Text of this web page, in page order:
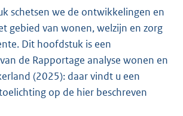
schetsen we de ontwikkelingen en
gebied van wonen, welzijn en zorg
Dit hoofdstuk is een
de Rapportage analyse wonen en
(2025): daar vindt u een
op de hier beschreven